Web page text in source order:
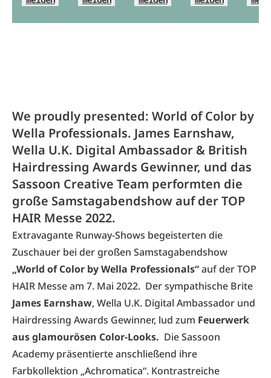
We proudly presented: World of Color by
Wella Professionals. James Earnshaw,
Wella U.K. Digital Ambassador & British
Hairdressing Awards Gewinner, und das
Sassoon Creative Team performten die
große Samstagabendshow auf der TOP
HAIR Messe 2022.
Extravagante Runway-Shows begeisterten die
Zuschauer bei der großen Samstagabendshow
„World of Color by Wella Professionals“auf der TOP
HAIR Messe am 7. Mai 2022. Der sympathische Brite
James Earnshaw, Wella U.K. Digital Ambassador und
Hairdressing Awards Gewinner, lud zum Feuerwerk
aus glamourösen Color-Looks. Die Sassoon
Academy präsentierte anschließend ihre
Farbkollektion „Achromatica“. Kontrastreiche